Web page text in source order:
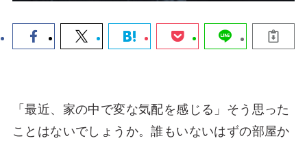
「最近、家の中で変な気配を感じる」そう思った
ことはないでしょうか。誰もいないはずの部屋か